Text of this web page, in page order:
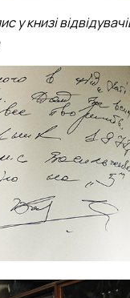
у книзі